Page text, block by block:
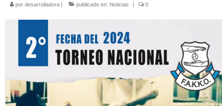
Exámenes
Valores 2023
Noticias
Viajes a Okinawa
por desarrolladora | publicado en: Noticias | 0